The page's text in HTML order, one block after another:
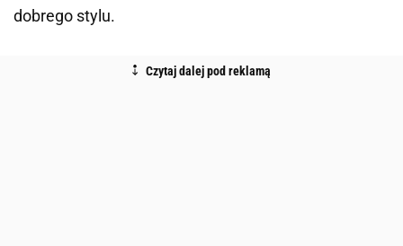
dobrego stylu.